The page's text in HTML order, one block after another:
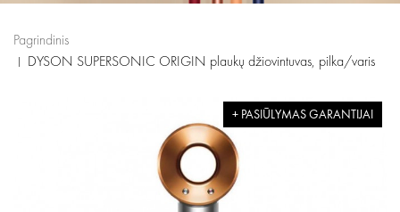
Pagrindinis
DYSON SUPERSONIC ORIGIN plaukų džiovintuvas, pilka/varis
+ PASIŪLYMAS GARANTIJAI